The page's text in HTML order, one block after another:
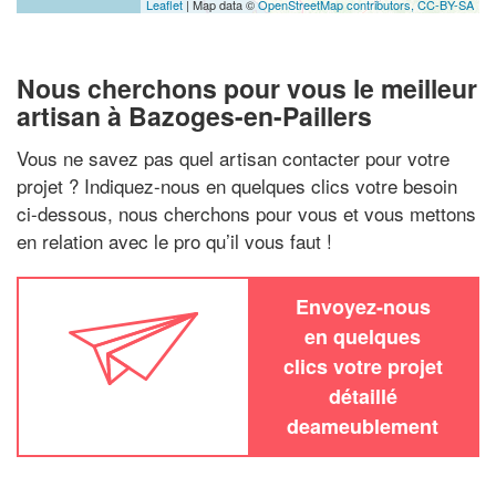
Leaflet | Map data ©OpenStreetMap contributors, CC-BY-SA
Nous cherchons pour vous le meilleur
artisan à Bazoges-en-Paillers
Vous ne savez pas quel artisan contacter pour votre
projet ? Indiquez-nous en quelques clics votre besoin
ci-dessous, nous cherchons pour vous et vous mettons
en relation avec le pro qu’il vous faut !
Envoyez-nous
en quelques
clics votre projet
détaillé
deameublement